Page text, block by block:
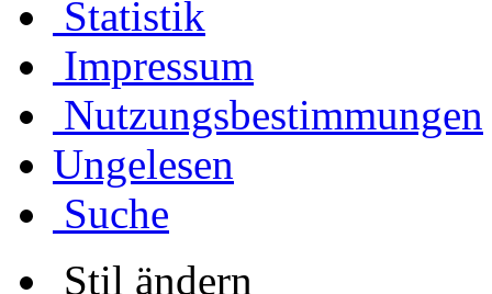
Statistik
Impressum
Nutzungsbestimmungen
Ungelesen
Suche
Stil ändern